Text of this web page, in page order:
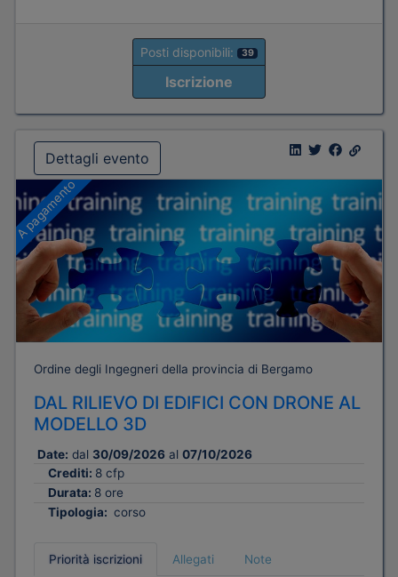
Posti disponibili: 39
Iscrizione
Dettagli evento
A pagamento
Ordine degli Ingegneri della provincia di Bergamo
DAL RILIEVO DI EDIFICI CON DRONE AL
MODELLO 3D
Date: dal 30/09/2026 al 07/10/2026
Crediti: 8 cfp
Durata: 8 ore
Tipologia: corso
Priorità iscrizioni Allegati
Note